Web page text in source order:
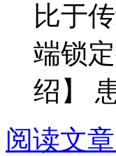
比于
端锁
绍】
阅读文